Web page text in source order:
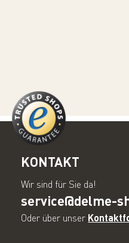
KONTAKT
Wir sind für Sie da!
service@delme-
Oder über unser